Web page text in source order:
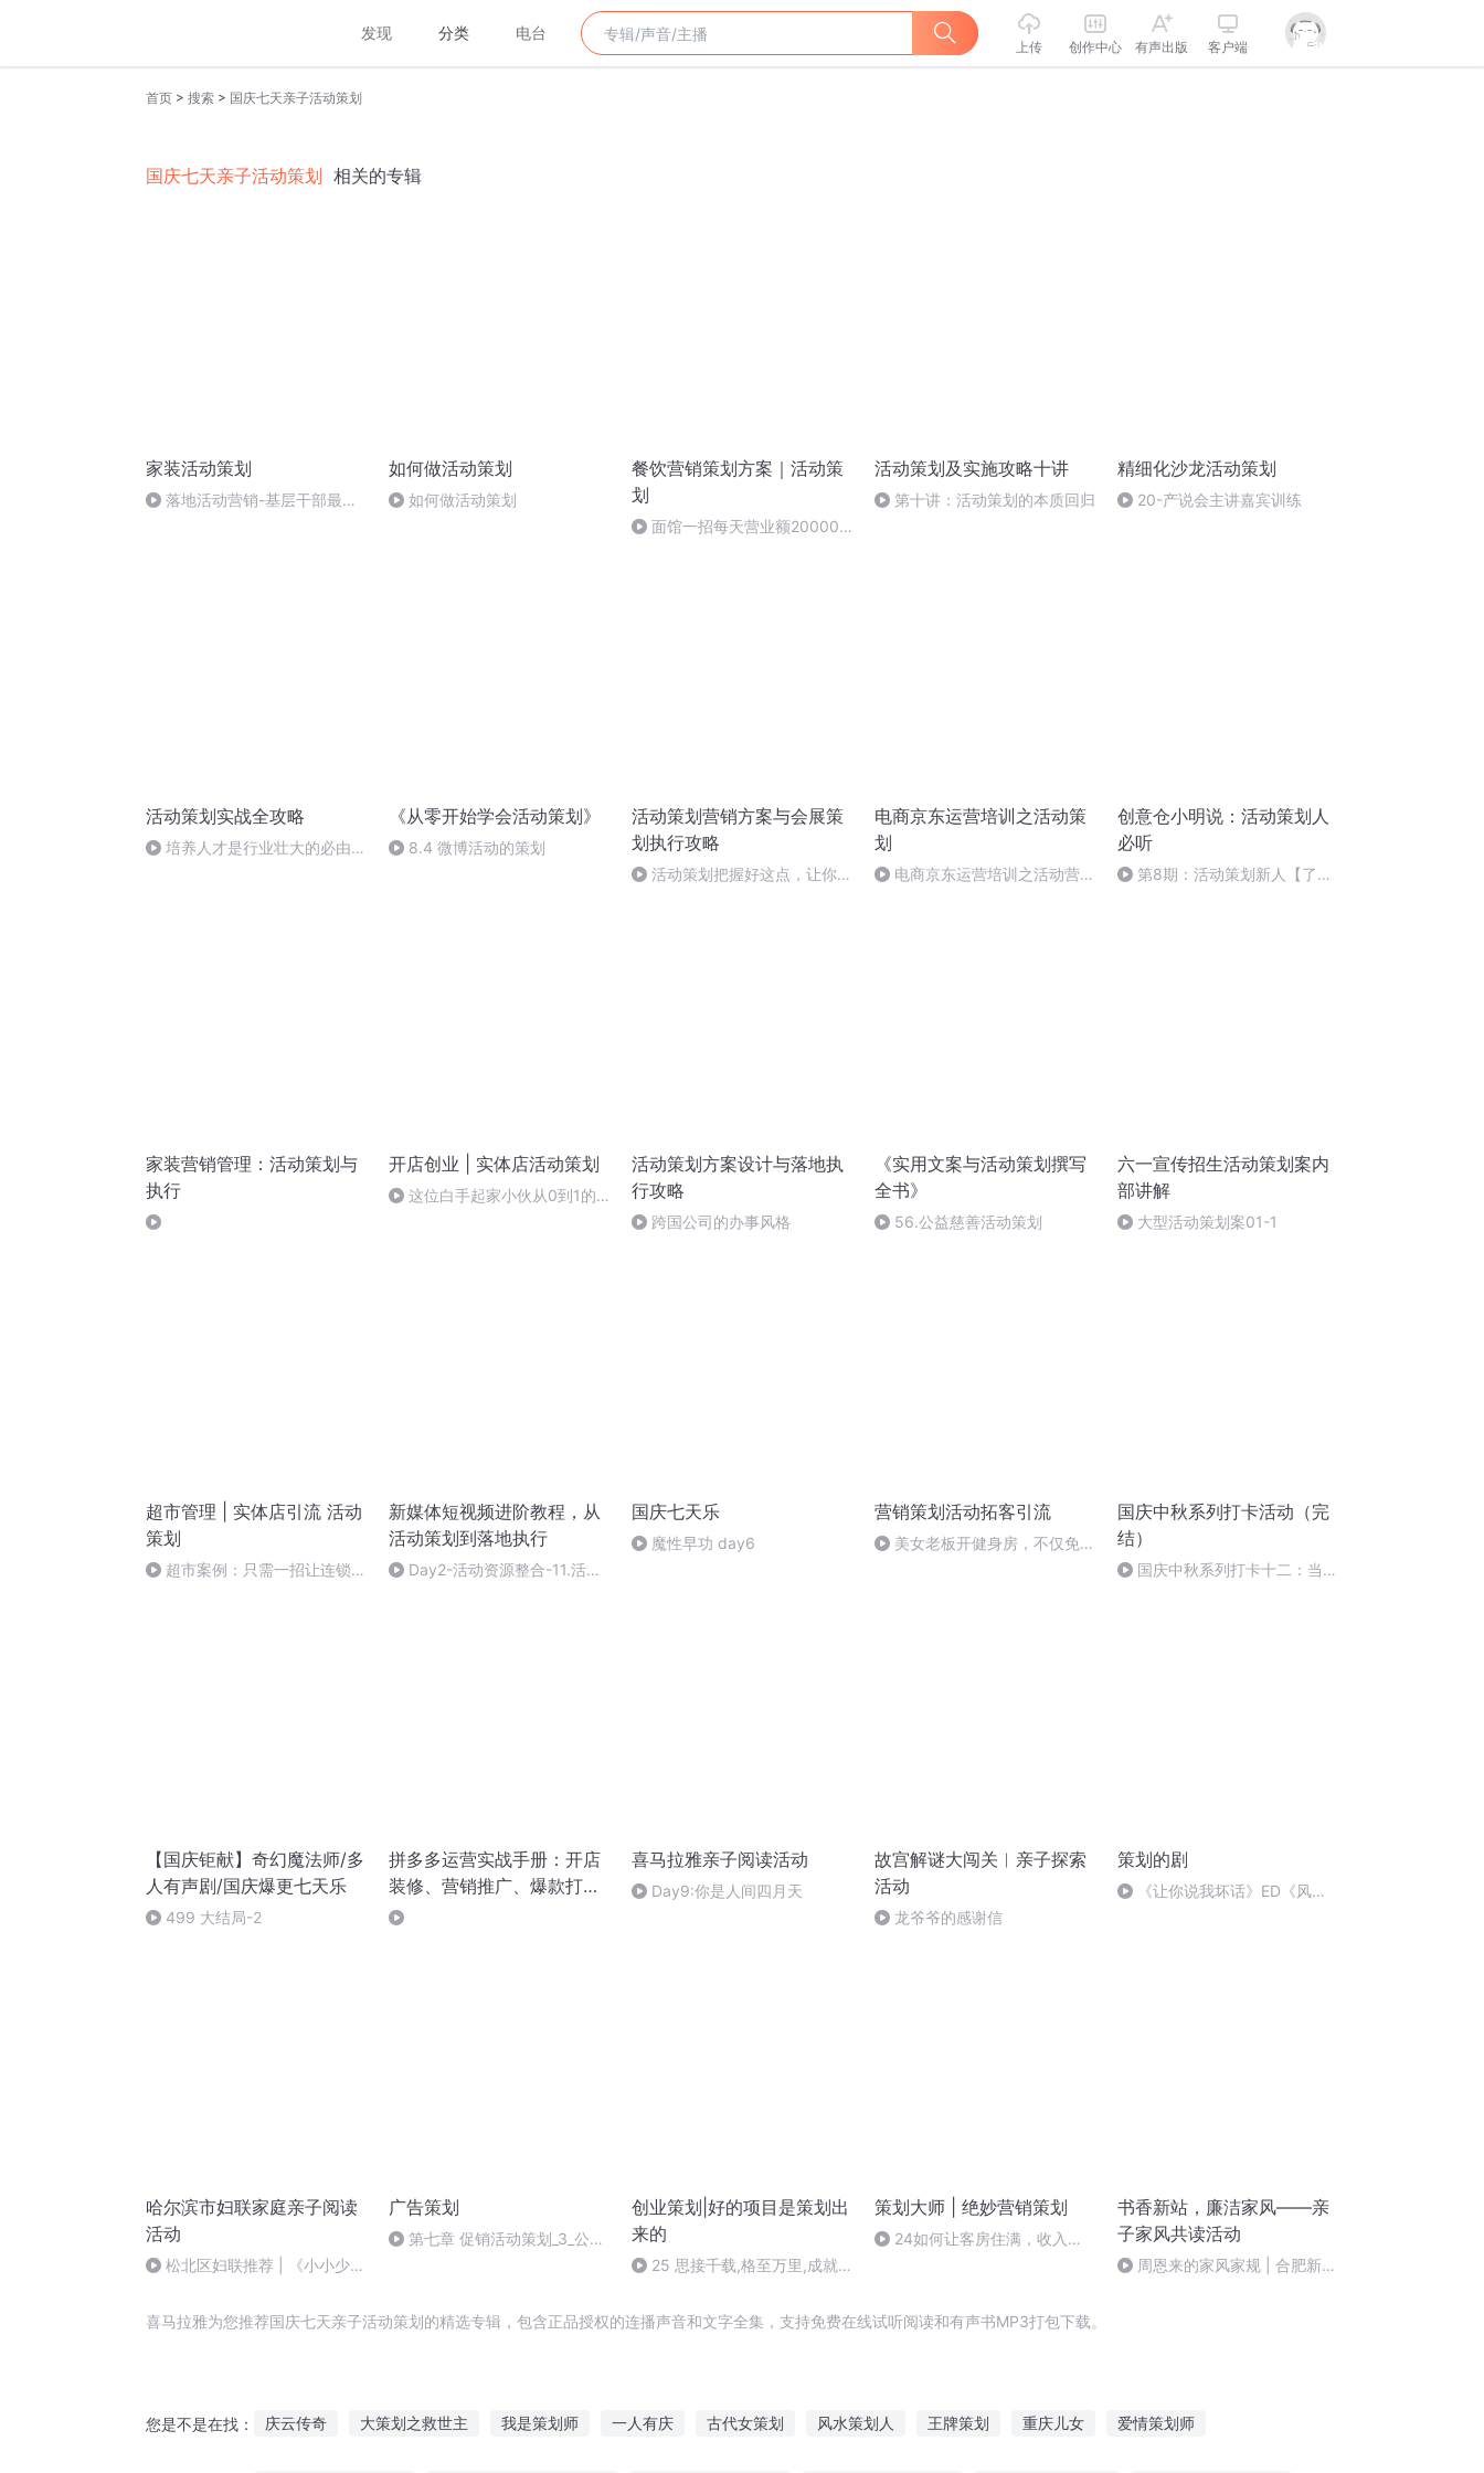
发现 分类 电台
上传 创作中心 有声出版 客户端
首页 > 搜索 > 国庆七天亲子活动策划
国庆七天亲子活动策划 相关的专辑
家装活动策划
落地活动营销-基层干部最主
如何做活动策划
如何做活动策划
餐饮营销策划方案｜活动策
划
面馆一招每天营业额20000
活动策划及实施攻略十讲
第十讲：活动策划的本质回归
精细化沙龙活动策划
20-产说会主讲嘉宾训练
活动策划实战全攻略
培养人才是行业壮大的必由之
《从零开始学会活动策划》
8.4 微博活动的策划
活动策划营销方案与会展策
划执行攻略
活动策划把握好这点，让你每
电商京东运营培训之活动策
划
电商京东运营培训之活动营销
创意仓小明说：活动策划人
必听
第8期：活动策划新人【了解
家装营销管理：活动策划与
执行
开店创业 | 实体店活动策划
这位白手起家小伙从0到1的
活动策划方案设计与落地执
行攻略
跨国公司的办事风格
《实用文案与活动策划撰写
全书》
56.公益慈善活动策划
六一宣传招生活动策划案内
部讲解
大型活动策划案01-1
超市管理 | 实体店引流 活动
策划
超市案例：只需一招让连锁超
新媒体短视频进阶教程，从
活动策划到落地执行
Day2-活动资源整合-11.活动
国庆七天乐
魔性早功 day6
营销策划活动拓客引流
美女老板开健身房，不仅免费
国庆中秋系列打卡活动（完
结）
国庆中秋系列打卡十二：当阳
【国庆钜献】奇幻魔法师/多
人有声剧/国庆爆更七天乐
499 大结局-2
拼多多运营实战手册：开店
装修、营销推广、爆款打造
一本通|姚广辉，钤光强
喜马拉雅亲子阅读活动
Day9:你是人间四月天
故宫解谜大闯关︳亲子探索
活动
龙爷爷的感谢信
策划的剧
《让你说我坏话》ED《风月
哈尔滨市妇联家庭亲子阅读
活动
松北区妇联推荐 | 《小小少
艾家铭家庭
广告策划
第七章 促销活动策划_3_公关
创业策划|好的项目是策划出
来的
25 思接千载,格至万里,成就
策划大师 | 绝妙营销策划
24如何让客房住满，收入暴
书香新站，廉洁家风——亲
子家风共读活动
周恩来的家风家规 | 合肥新站
喜马拉雅为您推荐国庆七天亲子活动策划的精选专辑，包含正品授权的连播声音和文字全集，支持免费在线试听阅读和有声书MP3打包下载。
您是不是在找： 庆云传奇 大策划之救世主 我是策划师 一人有庆 古代女策划 风水策划人 王牌策划 重庆儿女 爱情策划师